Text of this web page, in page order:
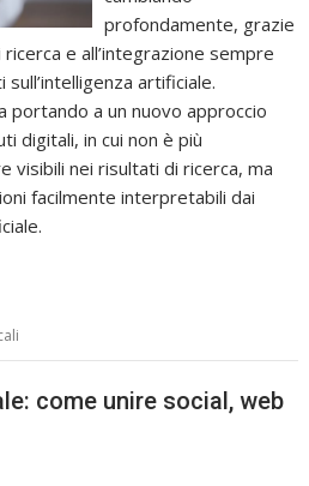
profondamente, grazie
e all’integrazione sempre
artificiale.
a un nuovo approccio
digitali, in cui non è più
visibili nei risultati di ricerca, ma
facilmente interpretabili dai
come unire social, web